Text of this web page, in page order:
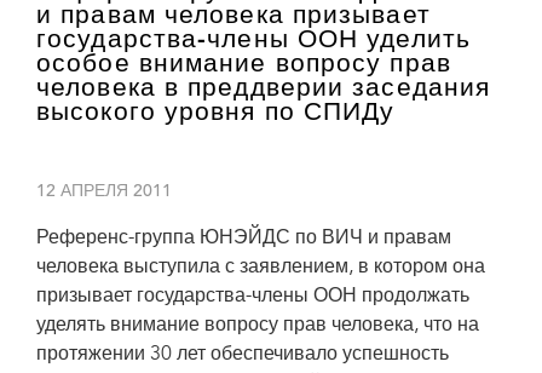
и правам человека призывает
государства-члены ООН уделить
особое внимание вопросу прав
человека в преддверии заседания
высокого уровня по СПИДу
12 АПРЕЛЯ 2011
Референс-группа ЮНЭЙДС по ВИЧ и правам
человека выступила с заявлением, в котором она
призывает государства-члены ООН продолжать
уделять внимание вопросу прав человека, что на
протяжении 30 лет обеспечивало успешность